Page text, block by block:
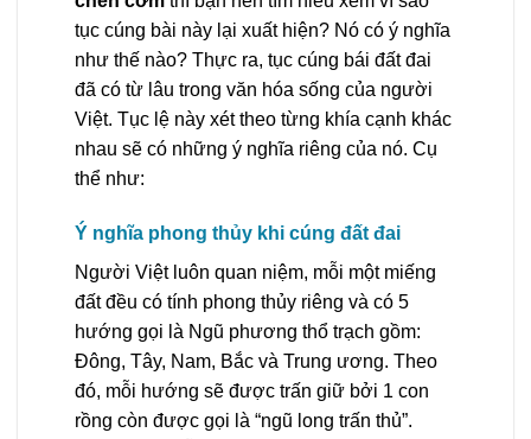
tục cúng bài này lại xuất hiện? Nó có ý nghĩa
như thế nào? Thực ra, tục cúng bái đất đai
đã có từ lâu trong văn hóa sống của người
Việt. Tục lệ này xét theo từng khía cạnh khác
nhau sẽ có những ý nghĩa riêng của nó. Cụ
thể như:
Ý nghĩa phong thủy khi cúng đất đai
Người Việt luôn quan niệm, mỗi một miếng
đất đều có tính phong thủy riêng và có 5
hướng gọi là Ngũ phương thổ trạch gồm:
Đông, Tây, Nam, Bắc và Trung ương. Theo
đó, mỗi hướng sẽ được trấn giữ bởi 1 con
rồng còn được gọi là “ngũ long trấn thủ”.